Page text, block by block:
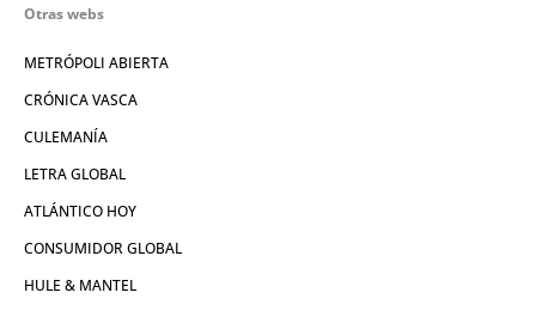
Otras webs
METRÓPOLI ABIERTA
CRÓNICA VASCA
CULEMANÍA
LETRA GLOBAL
ATLÁNTICO HOY
CONSUMIDOR GLOBAL
HULE & MANTEL